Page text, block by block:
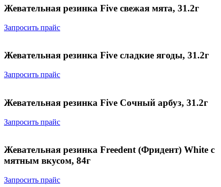
Жевательная резинка Five cвежая мята, 31.2г
Запросить прайс
Жевательная резинка Five cладкие ягоды, 31.2г
Запросить прайс
Жевательная резинка Five Сочный арбуз, 31.2г
Запросить прайс
Жевательная резинка Freedent (Фридент) White с
мятным вкусом, 84г
Запросить прайс